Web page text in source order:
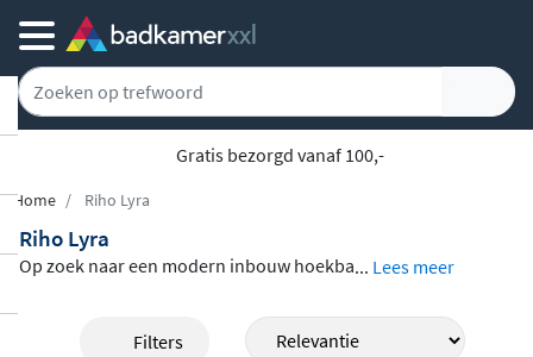
Gratis bezorgd vanaf 100,-
Home Riho Lyra
Riho Lyra
Op zoek naar een modern inbouw hoekba
van Acryl, zijn naar eigen wens in te bouw
... Lees meer
Filters